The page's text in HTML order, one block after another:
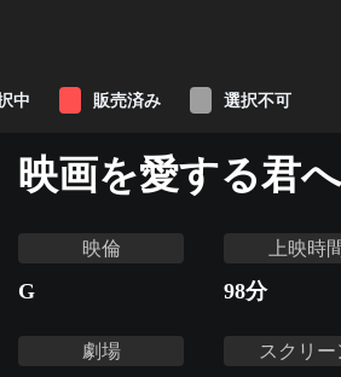
中 販売済み 選択不可
映画を愛する君へ
映倫
G
上映時
98分
劇場 スクリー